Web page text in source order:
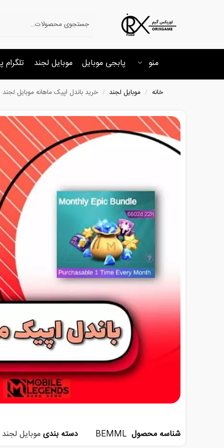
منو پابجی موبایل موبایل لجند تلگرام
خانه / موبایل لجند / خرید باندل اپیک ماهانه موبایل لجند
شناسه محصول BEMML دسته بندیموبایل لجند